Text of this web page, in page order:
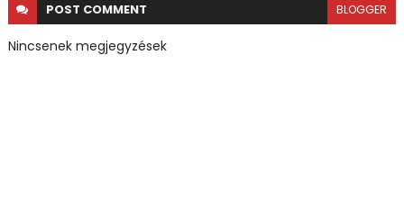
POST COMMENT BLOGGER
Nincsenek megjegyzések